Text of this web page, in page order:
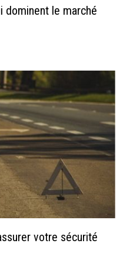
dominent le marché
votre sécurité